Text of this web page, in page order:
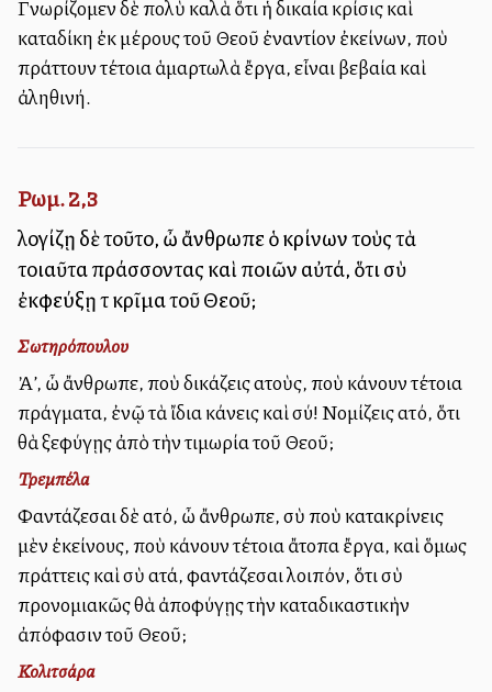
Γνωρίζομεν δὲ πολὺ καλὰ ὅτι ἡ δικαία κρίσις καὶ
καταδίκη ἐκ μέρους τοῦ Θεοῦ ἐναντίον ἐκείνων, ποὺ
πράττουν τέτοια ἁμαρτωλὰ ἔργα, εἶναι βεβαία καὶ
ἀληθινή.
Ρωμ. 2,3
λογίζῃ δὲ τοῦτο, ὦ ἄνθρωπε ὁ κρίνων τοὺς τὰ
τοιαῦτα πράσσοντας καὶ ποιῶν αὐτά, ὅτι σὺ
ἐκφεύξῃ τὸ κρῖμα τοῦ Θεοῦ;
Σωτηρόπουλου
Ἀλλ’, ὦ ἄνθρωπε, ποὺ δικάζεις αὐτοὺς, ποὺ κάνουν τέτοια
πράγματα, ἐνῷ τὰ ἴδια κάνεις καὶ σύ! Νομίζεις αὐτό, ὅτι
θὰ ξεφύγῃς ἀπὸ τὴν τιμωρία τοῦ Θεοῦ;
Τρεμπέλα
Φαντάζεσαι δὲ αὐτό, ὦ ἄνθρωπε, σὺ ποὺ κατακρίνεις
μὲν ἐκείνους, ποὺ κάνουν τέτοια ἄτοπα ἔργα, καὶ ὅμως
πράττεις καὶ σὺ αὐτά, φαντάζεσαι λοιπόν, ὅτι σὺ
προνομιακῶς θὰ ἀποφύγῃς τὴν καταδικαστικὴν
ἀπόφασιν τοῦ Θεοῦ;
Κολιτσάρα